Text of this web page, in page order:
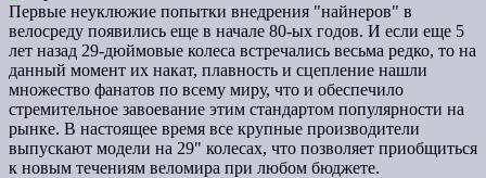
Первые неуклюжие попытки внедрения "найнеров" в
велосреду появились еще в начале 80-ых годов. И если еще 5
лет назад 29-дюймовые колеса встречались весьма редко, то на
данный момент их накат, плавность и сцепление нашли
множество фанатов по всему миру, что и обеспечило
стремительное завоевание этим стандартом популярности на
рынке. В настоящее время все крупные производители
выпускают модели на 29" колесах, что позволяет приобщиться
к новым течениям веломира при любом бюджете.